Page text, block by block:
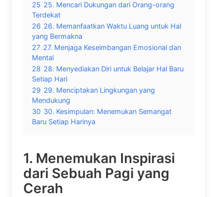
25 25. Mencari Dukungan dari Orang-orang
Terdekat
26 26. Memanfaatkan Waktu Luang untuk Hal
yang Bermakna
27 27. Menjaga Keseimbangan Emosional dan
Mental
28 28. Menyediakan Diri untuk Belajar Hal Baru
Setiap Hari
29 29. Menciptakan Lingkungan yang
Mendukung
30 30. Kesimpulan: Menemukan Semangat
Baru Setiap Harinya
1. Menemukan Inspirasi
dari Sebuah Pagi yang
Cerah